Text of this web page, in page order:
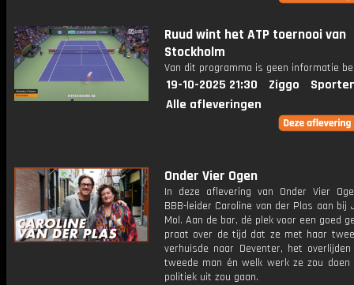
Ruud wint het ATP toernooi van
Stockholm
Van dit programma is geen informatie
19-10-2025 21:30 Ziggo
Alle afleveringen
Onder Vier Ogen
In deze aflevering van Onder Vier
BBB-leider Caroline van der Plas aan bij
Mol. Aan de bar, dé plek voor een goed
praat over de tijd dat ze met haar
verhuisde naar Deventer, het
tweede man én welk werk ze zou
politiek uit zou gaan.